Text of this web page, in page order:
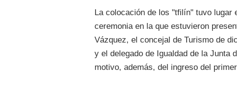
La colocación de los "tfilín" tuvo lugar
ceremonia en la que estuvieron
Vázquez, el concejal de Turismo de
y el delegado de Igualdad de la Junta
motivo, además, del ingreso del